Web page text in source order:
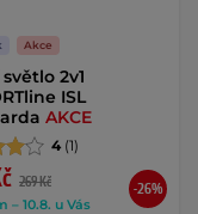
Akce
2v1
ISL
AKCE
4 (1)
269 Kč
– 10.8. u Vás
-26%